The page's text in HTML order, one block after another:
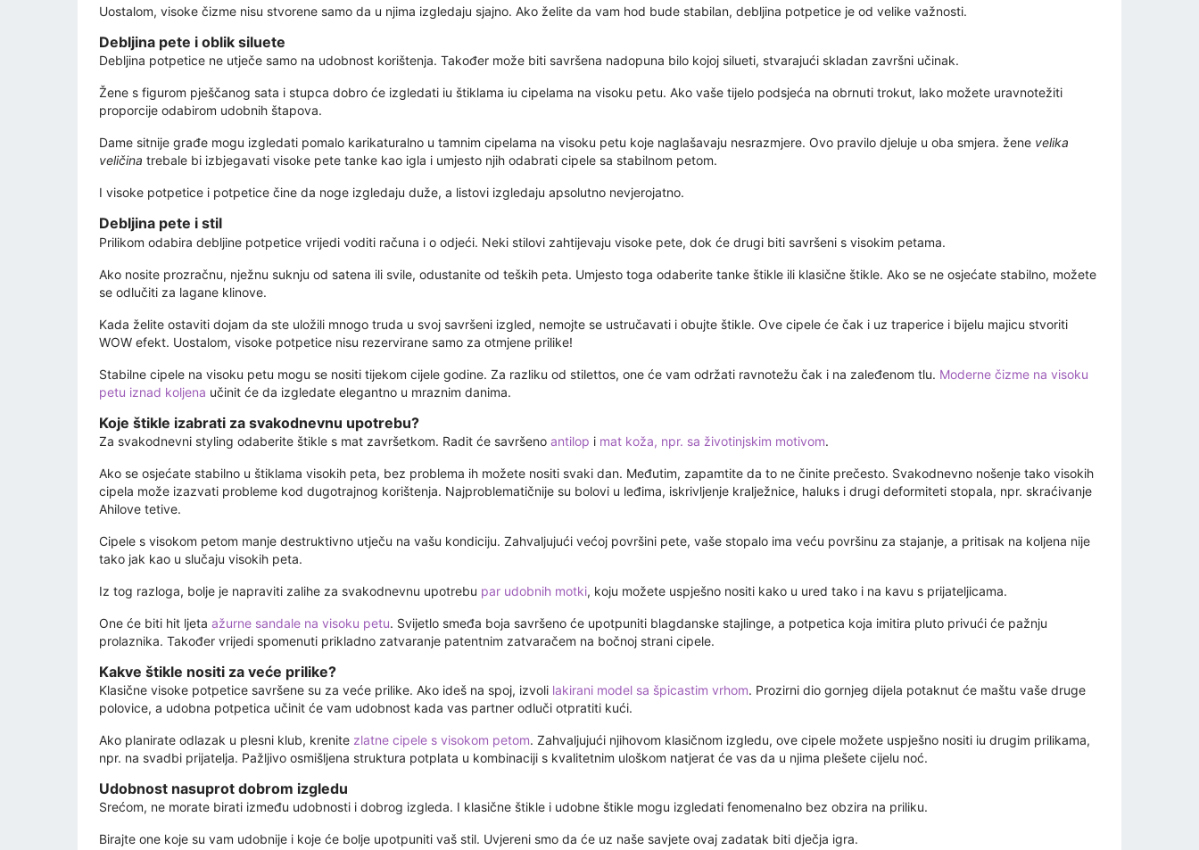
Uostalom, visoke čizme nisu stvorene samo da u njima izgledaju sjajno. Ako želite da vam hod bude stabilan, debljina potpetice je od velike važnosti.
Debljina pete i oblik siluete
Debljina potpetice ne utječe samo na udobnost korištenja. Također može biti savršena nadopuna bilo kojoj silueti, stvarajući skladan završni učinak.
Žene s figurom pješčanog sata i stupca dobro će izgledati iu štiklama iu cipelama na visoku petu. Ako vaše tijelo podsjeća na obrnuti trokut, lako možete uravnotežiti
proporcije odabirom udobnih štapova.
Dame sitnije građe mogu izgledati pomalo karikaturalno u tamnim cipelama na visoku petu koje naglašavaju nesrazmjere. Ovo pravilo djeluje u oba smjera. žene velika
veličina trebale bi izbjegavati visoke pete tanke kao igla i umjesto njih odabrati cipele sa stabilnom petom.
I visoke potpetice i potpetice čine da noge izgledaju duže, a listovi izgledaju apsolutno nevjerojatno.
Debljina pete i stil
Prilikom odabira debljine potpetice vrijedi voditi računa i o odjeći. Neki stilovi zahtijevaju visoke pete, dok će drugi biti savršeni s visokim petama.
Ako nosite prozračnu, nježnu suknju od satena ili svile, odustanite od teških peta. Umjesto toga odaberite tanke štikle ili klasične štikle. Ako se ne osjećate stabilno, možete
se odlučiti za lagane klinove.
Kada želite ostaviti dojam da ste uložili mnogo truda u svoj savršeni izgled, nemojte se ustručavati i obujte štikle. Ove cipele će čak i uz traperice i bijelu majicu stvoriti
WOW efekt. Uostalom, visoke potpetice nisu rezervirane samo za otmjene prilike!
Stabilne cipele na visoku petu mogu se nositi tijekom cijele godine. Za razliku od stilettos, one će vam održati ravnotežu čak i na zaleđenom tlu. Moderne čizme na visoku
petu iznad koljena učinit će da izgledate elegantno u mraznim danima.
Koje štikle izabrati za svakodnevnu upotrebu?
Za svakodnevni styling odaberite štikle s mat završetkom. Radit će savršeno antilop i mat koža, npr. sa životinjskim motivom.
Ako se osjećate stabilno u štiklama visokih peta, bez problema ih možete nositi svaki dan. Međutim, zapamtite da to ne činite prečesto. Svakodnevno nošenje tako visokih
cipela može izazvati probleme kod dugotrajnog korištenja. Najproblematičnije su bolovi u leđima, iskrivljenje kralježnice, haluks i drugi deformiteti stopala, npr. skraćivanje
Ahilove tetive.
Cipele s visokom petom manje destruktivno utječu na vašu kondiciju. Zahvaljujući većoj površini pete, vaše stopalo ima veću površinu za stajanje, a pritisak na koljena nije
tako jak kao u slučaju visokih peta.
Iz tog razloga, bolje je napraviti zalihe za svakodnevnu upotrebu par udobnih motki, koju možete uspješno nositi kako u ured tako i na kavu s prijateljicama.
One će biti hit ljeta ažurne sandale na visoku petu. Svijetlo smeđa boja savršeno će upotpuniti blagdanske stajlinge, a potpetica koja imitira pluto privući će pažnju
prolaznika. Također vrijedi spomenuti prikladno zatvaranje patentnim zatvaračem na bočnoj strani cipele.
Kakve štikle nositi za veće prilike?
Klasične visoke potpetice savršene su za veće prilike. Ako ideš na spoj, izvoli lakirani model sa špicastim vrhom. Prozirni dio gornjeg dijela potaknut će maštu vaše druge
polovice, a udobna potpetica učinit će vam udobnost kada vas partner odluči otpratiti kući.
Ako planirate odlazak u plesni klub, krenite zlatne cipele s visokom petom. Zahvaljujući njihovom klasičnom izgledu, ove cipele možete uspješno nositi iu drugim prilikama,
npr. na svadbi prijatelja. Pažljivo osmišljena struktura potplata u kombinaciji s kvalitetnim uloškom natjerat će vas da u njima plešete cijelu noć.
Udobnost nasuprot dobrom izgledu
Srećom, ne morate birati između udobnosti i dobrog izgleda. I klasične štikle i udobne štikle mogu izgledati fenomenalno bez obzira na priliku.
Birajte one koje su vam udobnije i koje će bolje upotpuniti vaš stil. Uvjereni smo da će uz naše savjete ovaj zadatak biti dječja igra.